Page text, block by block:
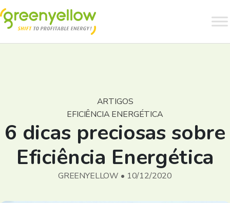
ARTIGOS
EFICIÊNCIA ENERGÉTICA
6 dicas preciosas sobre
Eficiência Energética
GREENYELLOW • 10/12/2020